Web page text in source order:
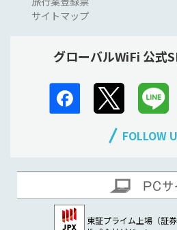
サイトマップ
グローバルWiFi 公式
FOLLOW
東証プライム上場（証